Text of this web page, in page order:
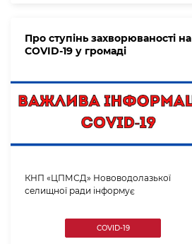
Про ступінь захворюваності на
COVID-19 у громаді
КНП «ЦПМСД» Нововодолазької
селищної ради інформує
COVID-19